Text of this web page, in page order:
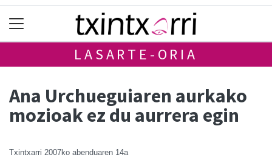
LASARTE-ORIA
Ana Urchueguiaren aurkako
mozioak ez du aurrera egin
Txintxarri 2007ko abenduaren 14a